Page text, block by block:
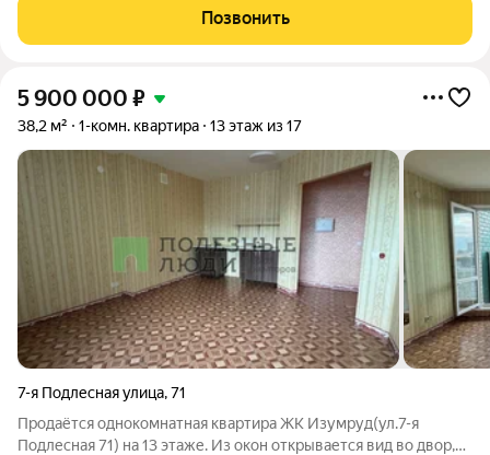
ставке от 11.9% на весь срок ипотеки! Окна квартиры выходят
во двор, приватная закрытая
Позвонить
5 900 000 ₽
38,2 м² 1-комн. квартира 13 этаж из 17
7-я Подлесная улица,71
Продаётся однокомнатная квартира ЖК Изумруд(ул.7-я
Подлесная 71) на 13 этаже. Из окон открывается вид во двор,